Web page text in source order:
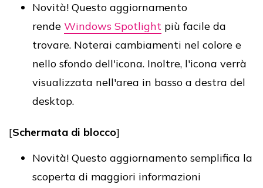
Novità! Questo aggiornamento
rende Windows Spotlight più facile da
trovare. Noterai cambiamenti nel colore e
nello sfondo dell'icona. Inoltre, l'icona verrà
visualizzata nell'area in basso a destra del
desktop.
[Schermata di blocco]
Novità! Questo aggiornamento semplifica la
scoperta di maggiori informazioni